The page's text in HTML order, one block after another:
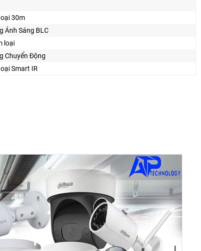
30m
Ánh Sáng BLC
loại
Chuyển Động
Smart IR